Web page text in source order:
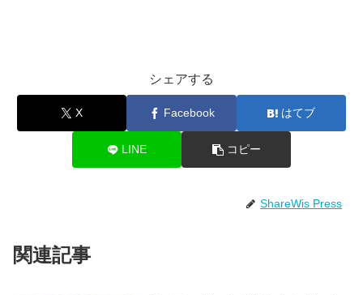
シェアする
X Facebook はてブ
LINE コピー
ShareWis Press
関連記事